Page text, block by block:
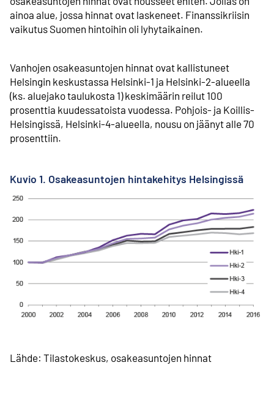
ainoa alue, jossa hinnat ovat laskeneet. Finanssi­kriisin
vaikutus Suomen hintoihin oli lyhytaikainen.
Vanhojen osakeasuntojen hinnat ovat kallistuneet
Helsingin keskustassa Helsinki-1 ja Helsinki-2-alueella
(ks. aluejako taulukosta 1) keskimäärin reilut 100
prosenttia kuudessatoista vuodessa. Pohjois- ja Koillis-
Helsingissä, Helsinki-4-alueella, nousu on jäänyt alle 70
prosenttiin.
Kuvio 1. Osakeasuntojen hintakehitys Helsingissä
Lähde: Tilastokeskus, osakeasuntojen hinnat